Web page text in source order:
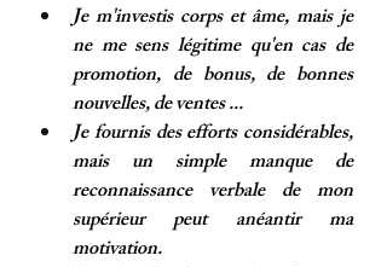
Je m'investis corps et âme, mais je
ne me sens légitime qu'en cas de
promotion, de bonus, de bonnes
nouvelles, de ventes ...
Je fournis des efforts considérables,
mais un simple manque de
reconnaissance verbale de mon
supérieur peut anéantir ma
motivation.